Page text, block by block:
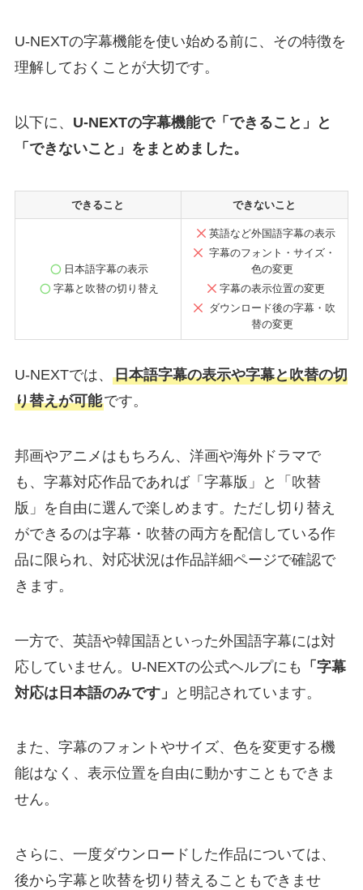
U-NEXTの字幕機能を使い始める前に、その特徴を
理解しておくことが大切です。
以下に、 U-NEXTの字幕機能で「できること」と
「できないこと」をまとめました。
できること できないこと
日本語字幕の表示
字幕と吹替の切り替え
英語など外国語字幕の表示
字幕のフォント・サイズ・
色の変更
字幕の表示位置の変更
ダウンロード後の字幕・吹
替の変更
U-NEXTでは、 日本語字幕の表示や字幕と吹替の切
り替えが可能です。
邦画やアニメはもちろん、洋画や海外ドラマで
も、字幕対応作品であれば「字幕版」と「吹替
版」を自由に選んで楽しめます。ただし切り替え
ができるのは字幕・吹替の両方を配信している作
品に限られ、対応状況は作品詳細ページで確認で
きます。
一方で、英語や韓国語といった外国語字幕には対
応していません。U-NEXTの公式ヘルプにも
「字幕
対応は日本語のみです」
と明記されています。
また、字幕のフォントやサイズ、色を変更する機
能はなく、表示位置を自由に動かすこともできま
せん。
さらに、一度ダウンロードした作品については、
後から字幕と吹替を切り替えることもできませ